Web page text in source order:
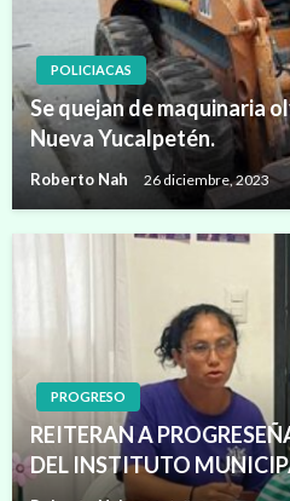
POLICIACAS
Se quejan de maquinaria
Nueva Yucalpetén.
Roberto Nah 26 diciembre, 2023
PROGRESO
REITERAN A
DEL INSTITUTO